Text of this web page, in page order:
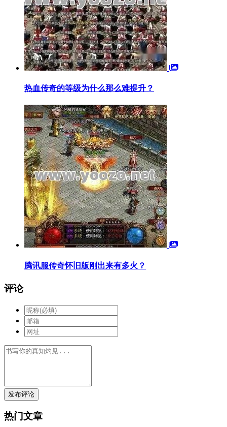
热血传奇的等级为什么那么难提升？
腾讯服传奇怀旧版刚出来有多火？
评论
发布评论
热门文章